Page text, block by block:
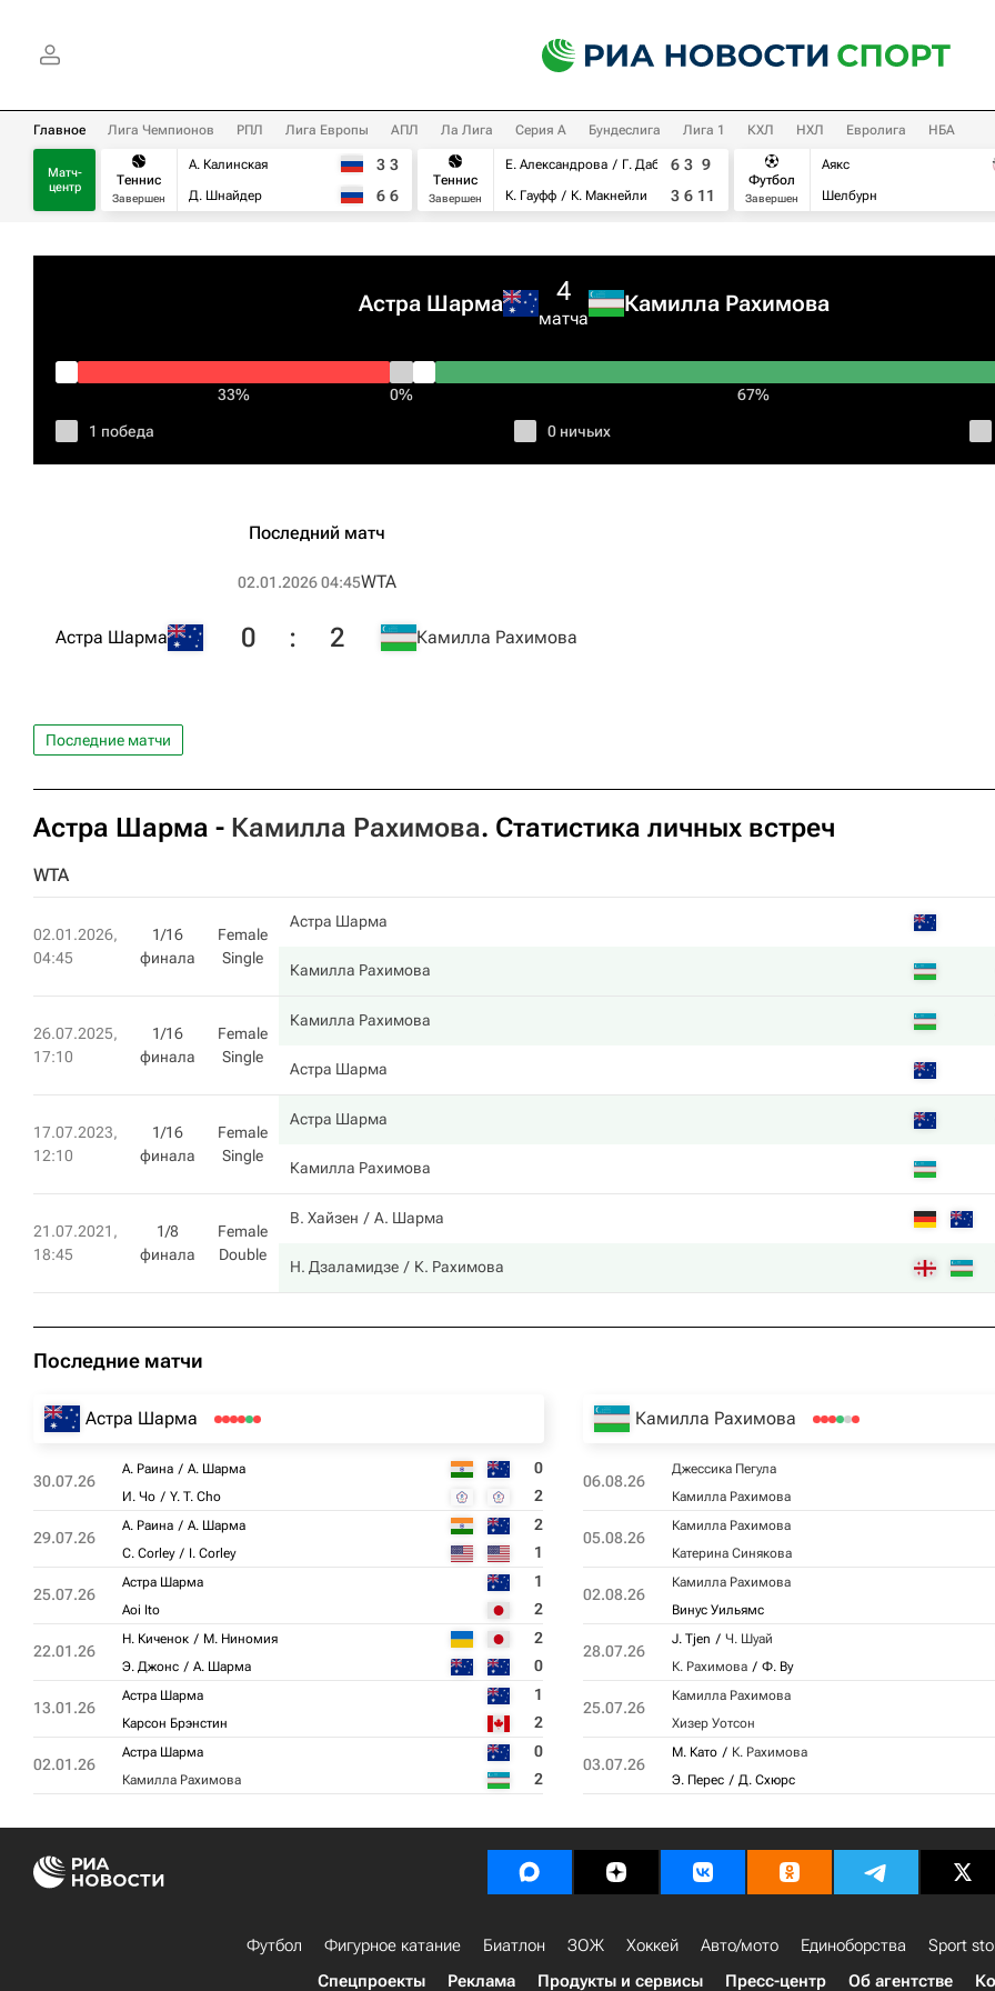
Главное Лига Чемпионов РПЛ Лига Европы АПЛ Ла Лига Серия А Бундеслига Лига 1 КХЛ НХЛ Евролига НБА
Матч-
центр
Теннис
Завершен
А. Калинская
Д. Шнайдер
3 3
6 6
Теннис
Завершен
Е. Александрова
Г. Дабровски
К. Гауфф
К. Макнейли
6 3 9
3 6 11
Футбол
Завершен
Аякс
Шелбурн
Астра Шарма 4
матча
Камилла Рахимова
33% 0% 67%
1 победа 0 ничьих
Последний матч
02.01.2026 04:45WTA
Астра Шарма 0 : 2 Камилла Рахимова
Последние матчи
Астра Шарма - Камилла Рахимова. Статистика личных встреч
WTA
02.01.2026,
04:45
1/16
финала
Female
Single
Астра Шарма
Камилла Рахимова
26.07.2025,
17:10
1/16
финала
Female
Single
Камилла Рахимова
Астра Шарма
17.07.2023,
12:10
1/16
финала
Female
Single
Астра Шарма
Камилла Рахимова
21.07.2021,
18:45
1/8
финала
Female
Double
В. Хайзен А. Шарма
Н. Дзаламидзе К. Рахимова
Последние матчи
Астра Шарма
30.07.26
А. Раина А. Шарма 0
И. Чо Y. T. Cho 2
29.07.26
А. Раина А. Шарма 2
C. Corley I. Corley 1
25.07.26
Астра Шарма 1
Aoi Ito 2
22.01.26
Н. Киченок М. Ниномия 2
Э. Джонс А. Шарма 0
13.01.26
Астра Шарма 1
Карсон Брэнстин 2
02.01.26
Астра Шарма 0
Камилла Рахимова 2
Камилла Рахимова
06.08.26
Джессика Пегула
Камилла Рахимова
05.08.26
Камилла Рахимова
Катерина Синякова
02.08.26
Камилла Рахимова
Винус Уильямс
28.07.26
J. Tjen Ч. Шуай
К. Рахимова Ф. Ву
25.07.26
Камилла Рахимова
Хизер Уотсон
03.07.26
М. Като К. Рахимова
Э. Перес Д. Схюрс
Футбол Фигурное катание Биатлон ЗОЖ Хоккей Авто/мото Единоборства Sport
Спецпроекты
Реклама Продукты и сервисы Пресс-центр Об агентстве